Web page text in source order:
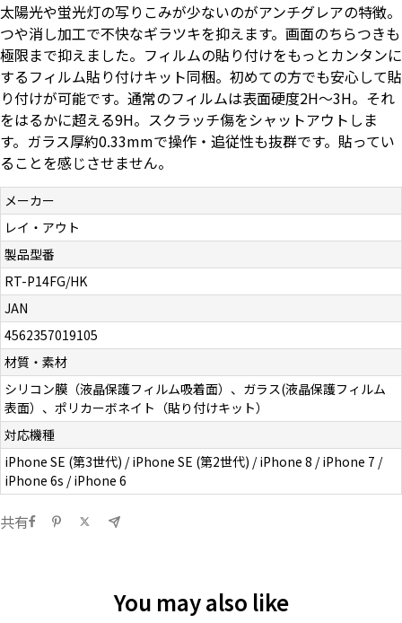
お問い合わせ（一般の皆様）
お問い合わせ（企業様）
プライバシーポリシー
太陽光や蛍光灯の写りこみが少ないのがアンチグレアの特徴。
つや消し加工で不快なギラツキを抑えます。画面のちらつきも
極限まで抑えました。フィルムの貼り付けをもっとカンタンに
するフィルム貼り付けキット同梱。初めての方でも安心して貼
り付けが可能です。通常のフィルムは表面硬度2H～3H。それ
をはるかに超える9H。スクラッチ傷をシャットアウトしま
す。ガラス厚約0.33mmで操作・追従性も抜群です。貼ってい
ることを感じさせません。
メーカー
レイ・アウト
製品型番
RT-P14FG/HK
JAN
4562357019105
材質・素材
シリコン膜（液晶保護フィルム吸着面）、ガラス(液晶保護フィルム
表面）、ポリカーボネイト（貼り付けキット）
対応機種
iPhone SE (第3世代) / iPhone SE (第2世代) / iPhone 8 / iPhone 7 /
iPhone 6s / iPhone 6
共有
You may also like